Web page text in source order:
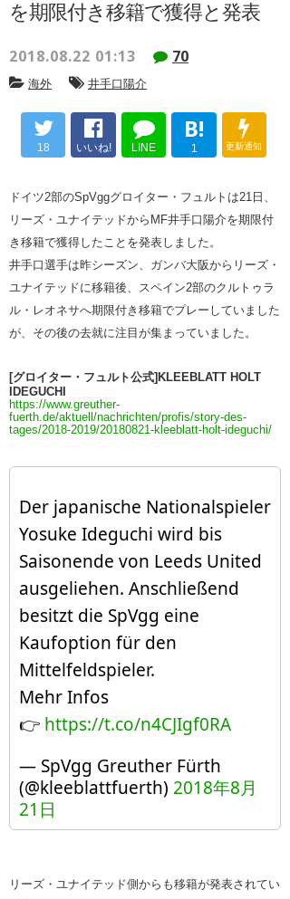
を期限付き移籍で獲得と発表
2018.08.22 01:13 70
海外 井手口陽介
18 いいね! LINE
B!
1 更新通知
ドイツ2部のSpVggグロイター・フュルトは21日、
リーズ・ユナイテッドからMF井手口陽介を期限付
き移籍で獲得したことを発表しました。
井手口選手は昨シーズン、ガンバ大阪からリーズ・
ユナイテッドに移籍後、スペイン2部のクルトゥラ
ル・レオネサへ期限付き移籍でプレーしていました
が、その後の去就に注目が集まっていました。
[グロイター・フュルト公式]KLEEBLATT HOLT
IDEGUCHI
https://www.greuther-
fuerth.de/aktuell/nachrichten/profis/story-des-
tages/2018-2019/20180821-kleeblatt-holt-ideguchi/
Der japanische Nationalspieler
Yosuke Ideguchi wird bis
Saisonende von Leeds United
ausgeliehen. Anschließend
besitzt die SpVgg eine
Kaufoption für den
Mittelfeldspieler.
Mehr Infos
👉 https://t.co/n4CJIgf0RA
— SpVgg Greuther Fürth
(@kleeblattfuerth) 2018年8月
21日
リーズ・ユナイテッド側からも移籍が発表されてい